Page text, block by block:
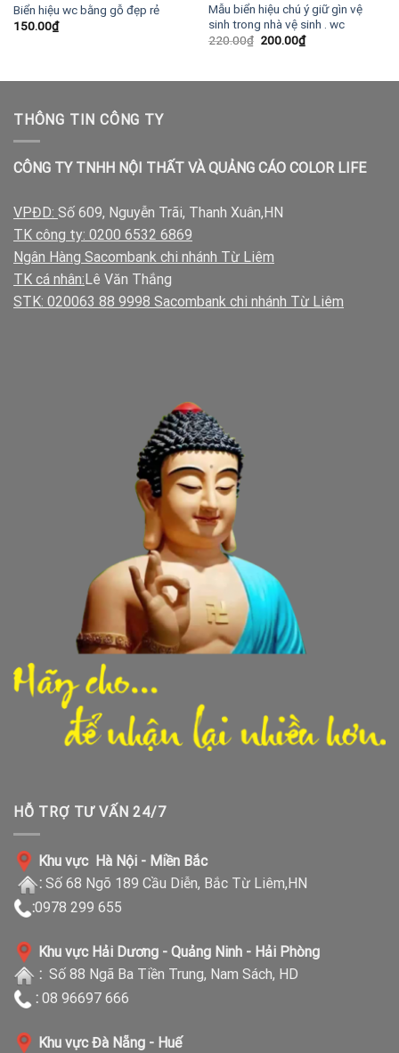
Biển hiệu wc bằng gỗ đẹp rẻ
150.00₫
Mẫu biển hiệu chú ý giữ gìn vệ
sinh trong nhà vệ sinh . wc
220.00₫ Giá
200.00₫Giá
hiện
200.00₫.
THÔNG TIN CÔNG TY
CÔNG TY TNHH NỘI THẤT VÀ QUẢNG CÁO COLOR LIFE
VPĐD: Số 609, Nguyễn Trãi, Thanh Xuân,HN
TK công ty: 0200 6532 6869
Ngân Hàng Sacombank chi nhánh Từ Liêm
TK cá nhân: Lê Văn Thắng
STK: 020063 88 9998 Sacombank chi nhánh Từ Liêm
HỖ TRỢ TƯ VẤN 24/7
Khu vực Hà Nội - Miền Bắc
: Số 68 Ngõ 189 Cầu Diễn, Bắc Từ Liêm,HN
:0978 299 655
Khu vực Hải Dương - Quảng Ninh - Hải Phòng
: Số 88 Ngã Ba Tiền Trung, Nam Sách, HD
: 08 96697 666
Khu vực Đà Nẵng - Huế